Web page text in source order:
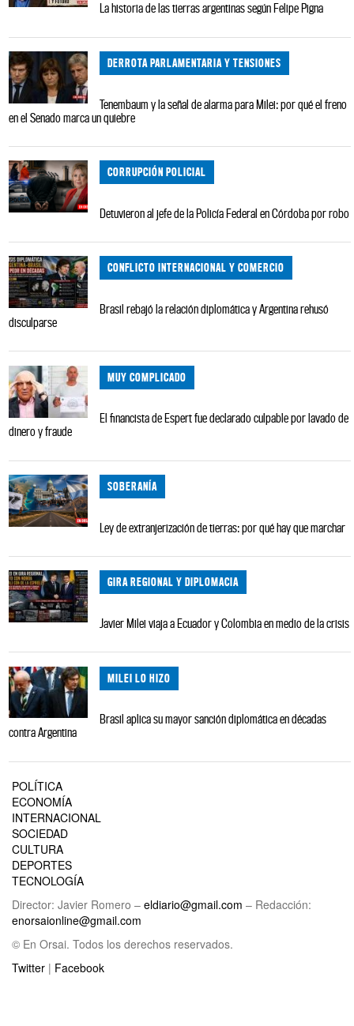
La historia de las tierras argentinas según Felipe Pigna
DERROTA PARLAMENTARIA Y TENSIONES
Tenembaum y la señal de alarma para Milei: por qué el freno
en el Senado marca un quiebre
CORRUPCIÓN POLICIAL
Detuvieron al jefe de la Policía Federal en Córdoba por robo
CONFLICTO INTERNACIONAL Y COMERCIO
Brasil rebajó la relación diplomática y Argentina rehusó
disculparse
MUY COMPLICADO
El financista de Espert fue declarado culpable por lavado de
dinero y fraude
SOBERANÍA
Ley de extranjerización de tierras: por qué hay que marchar
GIRA REGIONAL Y DIPLOMACIA
Javier Milei viaja a Ecuador y Colombia en medio de la crisis
MILEI LO HIZO
Brasil aplica su mayor sanción diplomática en décadas
contra Argentina
POLÍTICA
ECONOMÍA
INTERNACIONAL
SOCIEDAD
CULTURA
DEPORTES
TECNOLOGÍA
Director: Javier Romero – eldiario@gmail.com – Redacción:
enorsaionline@gmail.com
© En Orsai. Todos los derechos reservados.
Twitter | Facebook